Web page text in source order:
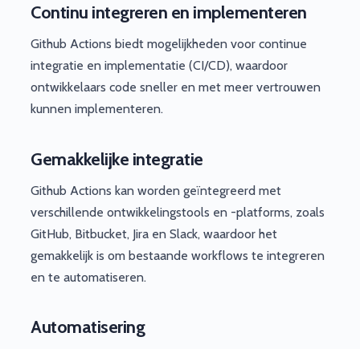
Continu integreren en implementeren
Github Actions biedt mogelijkheden voor continue
integratie en implementatie (CI/CD), waardoor
ontwikkelaars code sneller en met meer vertrouwen
kunnen implementeren.
Gemakkelijke integratie
Github Actions kan worden geïntegreerd met
verschillende ontwikkelingstools en -platforms, zoals
GitHub, Bitbucket, Jira en Slack, waardoor het
gemakkelijk is om bestaande workflows te integreren
en te automatiseren.
Automatisering